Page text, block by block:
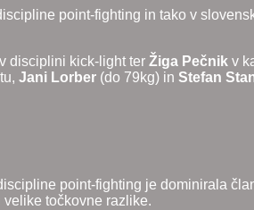
point-fighting in tako v
disciplini kick-light ter Žiga Pečnik v
Jani Lorber (do 79kg) in Stefan
point-fighting je dominirala
točkovne razlike.